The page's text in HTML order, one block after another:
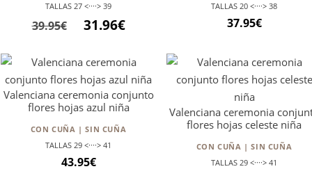
TALLAS 27 <····> 39
39.95€
El
original
era:
39.95€.
31.96€El
actual
es:
31.96€.
TALLAS 20 <····> 38
37.95€
Valenciana ceremonia conjunto
flores hojas azul niña
CON CUÑA | SIN CUÑA
TALLAS 29 <····> 41
43.95€
Valenciana ceremonia
flores hojas celeste niña
CON CUÑA | SIN CUÑA
TALLAS 29 <····> 41